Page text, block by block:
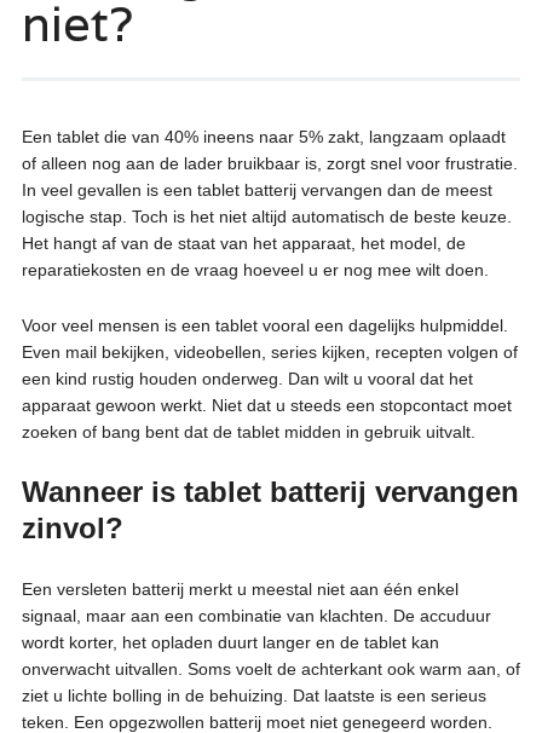
niet?
Een tablet die van 40% ineens naar 5% zakt, langzaam oplaadt
of alleen nog aan de lader bruikbaar is, zorgt snel voor frustratie.
In veel gevallen is een tablet batterij vervangen dan de meest
logische stap. Toch is het niet altijd automatisch de beste keuze.
Het hangt af van de staat van het apparaat, het model, de
reparatiekosten en de vraag hoeveel u er nog mee wilt doen.
Voor veel mensen is een tablet vooral een dagelijks hulpmiddel.
Even mail bekijken, videobellen, series kijken, recepten volgen of
een kind rustig houden onderweg. Dan wilt u vooral dat het
apparaat gewoon werkt. Niet dat u steeds een stopcontact moet
zoeken of bang bent dat de tablet midden in gebruik uitvalt.
Wanneer is tablet batterij vervangen
zinvol?
Een versleten batterij merkt u meestal niet aan één enkel
signaal, maar aan een combinatie van klachten. De accuduur
wordt korter, het opladen duurt langer en de tablet kan
onverwacht uitvallen. Soms voelt de achterkant ook warm aan, of
ziet u lichte bolling in de behuizing. Dat laatste is een serieus
teken. Een opgezwollen batterij moet niet genegeerd worden.